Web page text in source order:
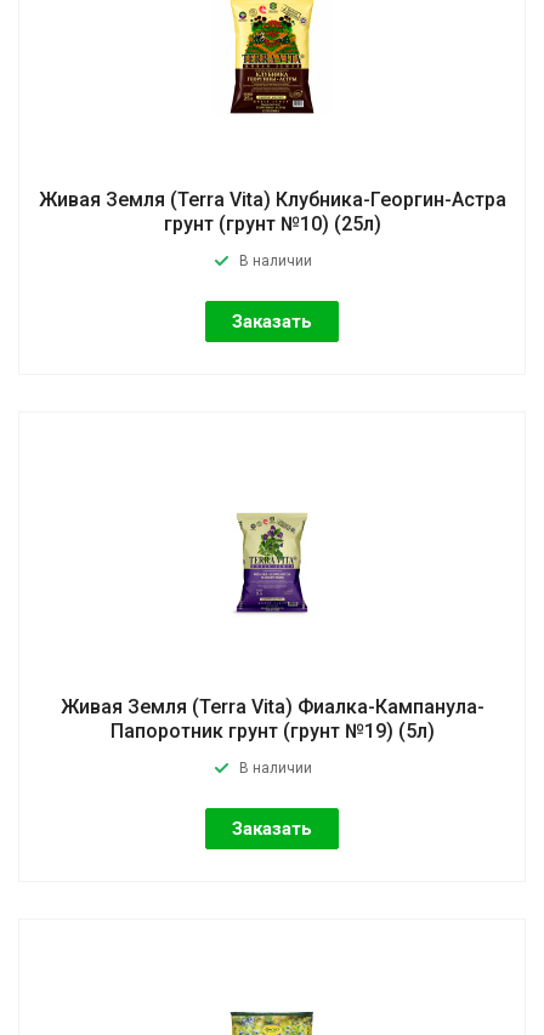
Живая Земля (Terra Vita) Клубника-Георгин-Астра
грунт (грунт №10) (25л)
В наличии
Заказать
Живая Земля (Terra Vita) Фиалка-Кампанула-
Папоротник грунт (грунт №19) (5л)
В наличии
Заказать